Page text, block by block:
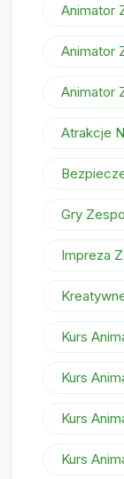
Animator
Animator
Animator
Atrakcje
Gry
Impreza
Kurs
Kurs
Kurs
Kurs